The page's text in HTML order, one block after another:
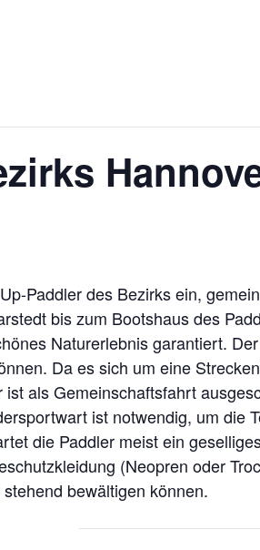
Paddler des Bezirks ein,
bis zum Bootshaus des
Naturerlebnis garantiert.
Da es sich um eine
als Gemeinschaftsfahrt
ist notwendig, um die
die Paddler meist ein
(Neopren oder
bewältigen können.